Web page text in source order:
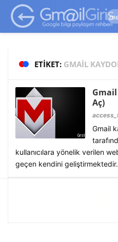
google-site-
ETIKET: GMAIL
Aç)
Gmail
kullanıcılara yönelik verilen
geçen kendini